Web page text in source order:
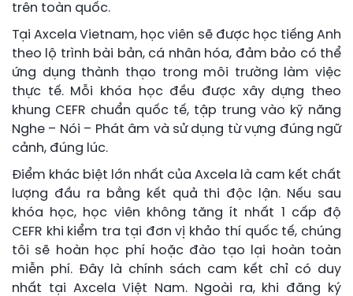
trên toàn quốc.
Tại Axcela Vietnam, học viên sẽ được học tiếng Anh
theo lộ trình bài bản, cá nhân hóa, đảm bảo có thể
ứng dụng thành thạo trong môi trường làm việc
thực tế. Mỗi khóa học đều được xây dựng theo
khung CEFR chuẩn quốc tế, tập trung vào kỹ năng
Nghe – Nói – Phát âm và sử dụng từ vựng đúng ngữ
cảnh, đúng lúc.
Điểm khác biệt lớn nhất của Axcela là cam kết chất
lượng đầu ra bằng kết quả thi độc lận. Nếu sau
khóa học, học viên không tăng ít nhất 1 cấp độ
CEFR khi kiểm tra tại đơn vị khảo thí quốc tế, chúng
tôi sẽ hoàn học phí hoặc đào tạo lại hoàn toàn
miễn phí. Đây là chính sách cam kết chỉ có duy
nhất tại Axcela Việt Nam. Ngoài ra, khi đăng ký